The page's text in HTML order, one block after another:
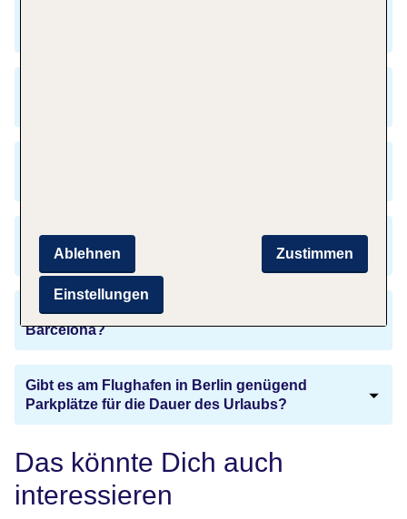
Benötige ich für die Einreise in Spanien einen
Reisepass?
Wie verständige ich mich bei meiner Reise nach
Barcelona?
Gibt es am Flughafen in Berlin genügend
Parkplätze für die Dauer des Urlaubs?
Das könnte Dich auch
interessieren
Zustimmen
Ablehnen
Einstellungen